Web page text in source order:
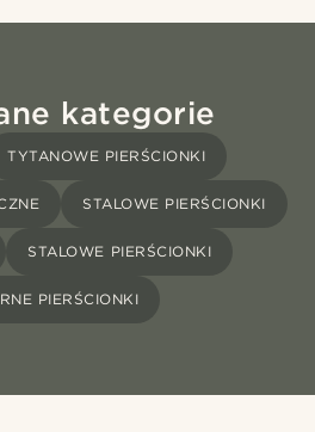
kategorie
TYTANOWE PIERŚCIONKI
STALOWE PIERŚCIONKI
STALOWE PIERŚCIONKI
PIERŚCIONKI